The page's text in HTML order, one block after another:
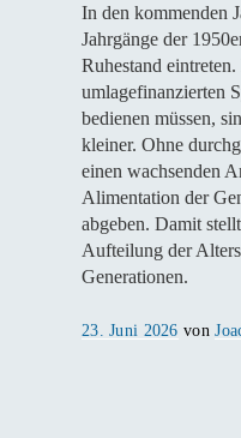
In den kommenden
Jahrgänge der
Ruhestand
umlagefinanzierten
bedienen müssen,
kleiner. Ohne
einen wachsenden
Alimentation der
abgeben. Damit
Aufteilung der
Generationen.
Veröffentlicht
23. Juni 2026 von